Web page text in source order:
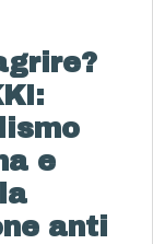
e
anti